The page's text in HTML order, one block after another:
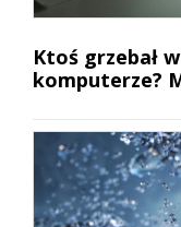
Ktoś grzebał
komputerze?